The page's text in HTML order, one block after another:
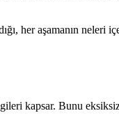
her aşamanın neleri
kapsar. Bunu